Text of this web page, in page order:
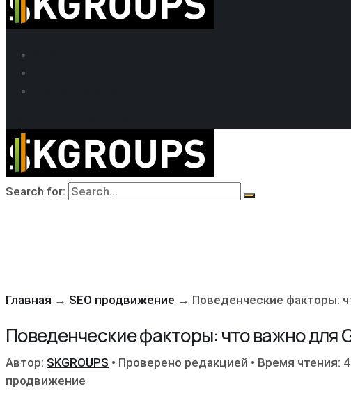
Search for:
Главная → SEO продвижение → Поведенческие факторы:
Поведенческие факторы: что важно для
Автор: SKGROUPS • Проверено редакцией • Время чтения:
продвижение